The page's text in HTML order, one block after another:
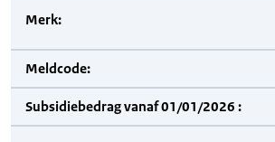
Merk:
Meldcode:
Subsidiebedrag vanaf 01/01/2026 :